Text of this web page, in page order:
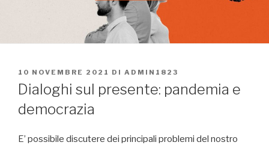
PUBBLICATO
IL
10 NOVEMBRE 2021 DI ADMIN1823
Dialoghi sul presente: pandemia e
democrazia
E’ possibile discutere dei principali problemi del nostro